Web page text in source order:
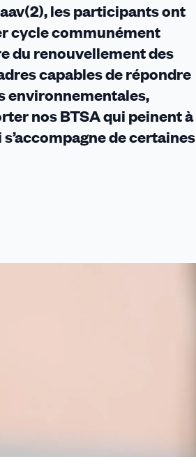
les participants ont
cycle communément
du renouvellement des
capables de répondre
environnementales,
nos BTSA qui peinent à
de certaines